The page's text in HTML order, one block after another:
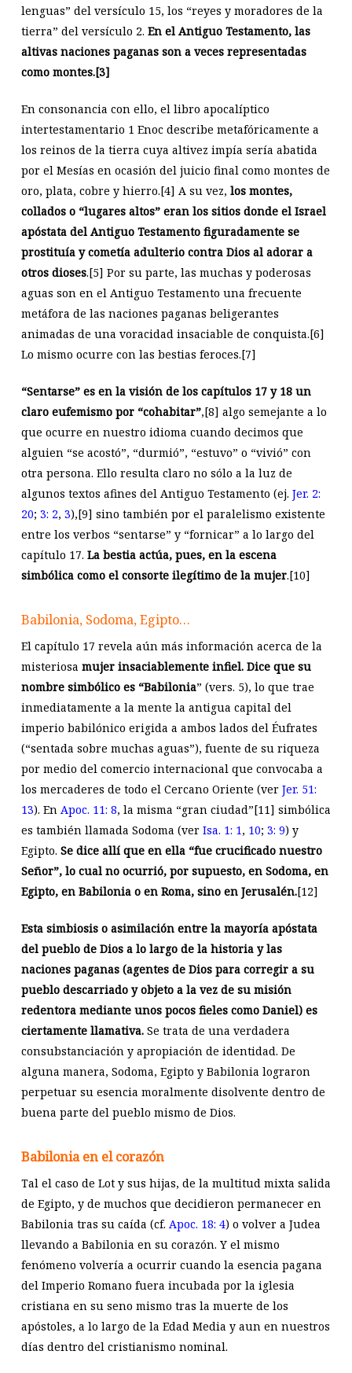
lenguas” del versículo 15, los “reyes y moradores de la
tierra” del versículo 2. En el Antiguo Testamento, las
altivas naciones paganas son a veces representadas
como montes.[3]
En consonancia con ello, el libro apocalíptico
intertestamentario 1 Enoc describe metafóricamente a
los reinos de la tierra cuya altivez impía sería abatida
por el Mesías en ocasión del juicio final como montes de
oro, plata, cobre y hierro.[4] A su vez, los montes,
collados o “lugares altos” eran los sitios donde el Israel
apóstata del Antiguo Testamento figuradamente se
prostituía y cometía adulterio contra Dios al adorar a
otros dioses.[5] Por su parte, las muchas y poderosas
aguas son en el Antiguo Testamento una frecuente
metáfora de las naciones paganas beligerantes
animadas de una voracidad insaciable de conquista.[6]
Lo mismo ocurre con las bestias feroces.[7]
“Sentarse” es en la visión de los capítulos 17 y 18 un
claro eufemismo por “cohabitar”,[8] algo semejante a lo
que ocurre en nuestro idioma cuando decimos que
alguien “se acostó”, “durmió”, “estuvo” o “vivió” con
otra persona. Ello resulta claro no sólo a la luz de
algunos textos afines del Antiguo Testamento (ej. Jer. 2:
20; 3: 2, 3),[9] sino también por el paralelismo existente
entre los verbos “sentarse” y “fornicar” a lo largo del
capítulo 17. La bestia actúa, pues, en la escena
simbólica como el consorte ilegítimo de la mujer.[10]
Babilonia, Sodoma, Egipto…
El capítulo 17 revela aún más información acerca de la
misteriosa mujer insaciablemente infiel. Dice que su
nombre simbólico es “Babilonia” (vers. 5), lo que trae
inmediatamente a la mente la antigua capital del
imperio babilónico erigida a ambos lados del Éufrates
(“sentada sobre muchas aguas”), fuente de su riqueza
por medio del comercio internacional que convocaba a
los mercaderes de todo el Cercano Oriente (ver Jer. 51:
13). En Apoc. 11: 8, la misma “gran ciudad”[11] simbólica
es también llamada Sodoma (ver Isa. 1: 1, 10; 3: 9) y
Egipto. Se dice allí que en ella “fue crucificado nuestro
Señor”, lo cual no ocurrió, por supuesto, en Sodoma, en
Egipto, en Babilonia o en Roma, sino en Jerusalén.[12]
Esta simbiosis o asimilación entre la mayoría apóstata
del pueblo de Dios a lo largo de la historia y las
naciones paganas (agentes de Dios para corregir a su
pueblo descarriado y objeto a la vez de su misión
redentora mediante unos pocos fieles como Daniel) es
ciertamente llamativa.Se trata de una verdadera
consubstanciación y apropiación de identidad. De
alguna manera, Sodoma, Egipto y Babilonia lograron
perpetuar su esencia moralmente disolvente dentro de
buena parte del pueblo mismo de Dios.
Babilonia en el corazón
Tal el caso de Lot y sus hijas, de la multitud mixta salida
de Egipto, y de muchos que decidieron permanecer en
Babilonia tras su caída (cf. Apoc. 18: 4) o volver a Judea
llevando a Babilonia en su corazón. Y el mismo
fenómeno volvería a ocurrir cuando la esencia pagana
del Imperio Romano fuera incubada por la iglesia
cristiana en su seno mismo tras la muerte de los
apóstoles, a lo largo de la Edad Media y aun en nuestros
días dentro del cristianismo nominal.